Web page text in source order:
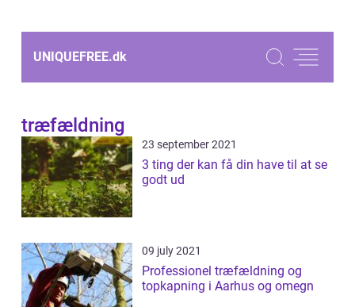
UNIQUEFREE.dk
træfældning
23 september 2021
3 ting der kan få din have til at se
godt ud
09 july 2021
Professionel træfældning og
topkapning i Aarhus og omegn